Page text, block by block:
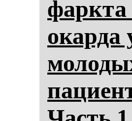
окар­да